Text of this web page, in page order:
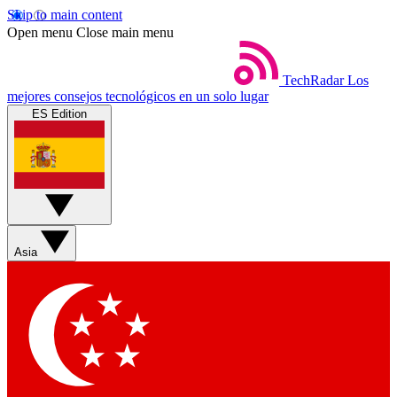
Skip to main content
Open menu Close main menu
TechRadar Los
mejores consejos tecnológicos en un solo lugar
ES Edition
Asia